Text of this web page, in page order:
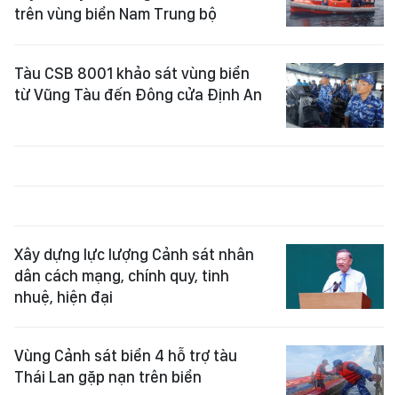
trên vùng biển Nam Trung bộ
Tàu CSB 8001 khảo sát vùng biển
từ Vũng Tàu đến Đông cửa Định An
Xây dựng lực lượng Cảnh sát nhân
dân cách mạng, chính quy, tinh
nhuệ, hiện đại
Vùng Cảnh sát biển 4 hỗ trợ tàu
Thái Lan gặp nạn trên biển